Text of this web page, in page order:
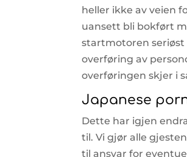
heller ikke av veien
uansett bli bokført
startmotoren seriøst
overføring av
overføringen skjer i
Japanese
Dette har igjen
til. Vi gjør alle
til ansvar for